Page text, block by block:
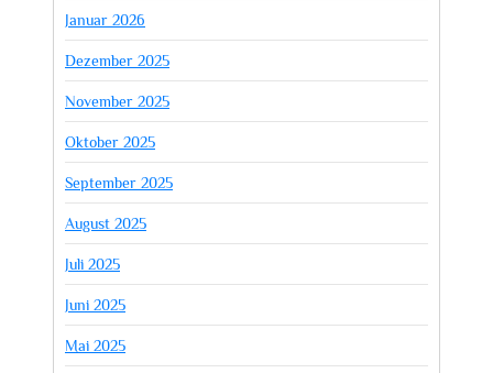
Januar 2026
Dezember 2025
November 2025
Oktober 2025
September 2025
August 2025
Juli 2025
Juni 2025
Mai 2025